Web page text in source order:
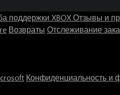
поддержки XBOXОтзывы и
Возвраты Отслеживание
Конфиденциальность и